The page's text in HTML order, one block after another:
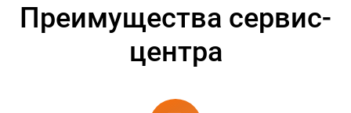
Преимущества сервис-
центра